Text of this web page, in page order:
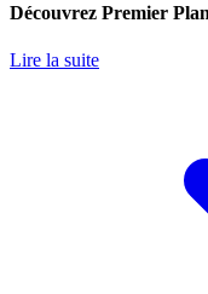
Découvrez Premier
Lire la suite